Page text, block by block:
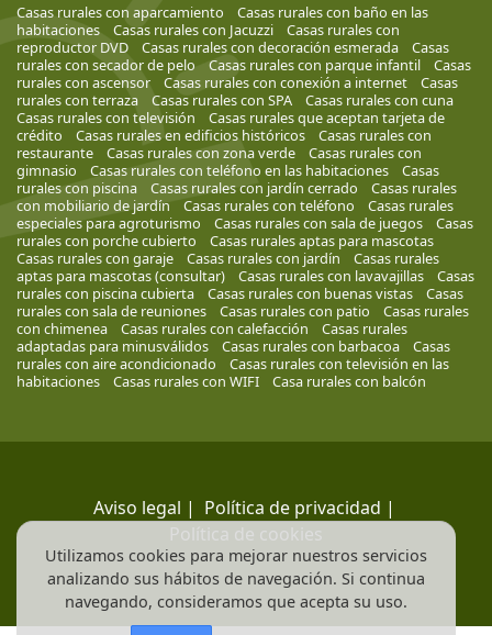
Casas rurales con aparcamiento
Casas rurales con baño en las
habitaciones
Casas rurales con Jacuzzi
Casas rurales con
reproductor DVD
Casas rurales con decoración esmerada
Casas
rurales con secador de pelo
Casas rurales con parque infantil
Casas
rurales con ascensor
Casas rurales con conexión a internet
Casas
rurales con terraza
Casas rurales con SPA
Casas rurales con cuna
Casas rurales con televisión
Casas rurales que aceptan tarjeta de
crédito
Casas rurales en edificios históricos
Casas rurales con
restaurante
Casas rurales con zona verde
Casas rurales con
gimnasio
Casas rurales con teléfono en las habitaciones
Casas
rurales con piscina
Casas rurales con jardín cerrado
Casas rurales
con mobiliario de jardín
Casas rurales con teléfono
Casas rurales
especiales para agroturismo
Casas rurales con sala de juegos
Casas
rurales con porche cubierto
Casas rurales aptas para mascotas
Casas rurales con garaje
Casas rurales con jardín
Casas rurales
aptas para mascotas (consultar)
Casas rurales con lavavajillas
Casas
rurales con piscina cubierta
Casas rurales con buenas vistas
Casas
rurales con sala de reuniones
Casas rurales con patio
Casas rurales
con chimenea
Casas rurales con calefacción
Casas rurales
adaptadas para minusválidos
Casas rurales con barbacoa
Casas
rurales con aire acondicionado
Casas rurales con televisión en las
habitaciones
Casas rurales con WIFI Casa rurales con balcón
Aviso legal | Política de privacidad |
Política de cookies
Utilizamos cookies para mejorar nuestros servicios
analizando sus hábitos de navegación. Si continua
navegando, consideramos que acepta su uso.